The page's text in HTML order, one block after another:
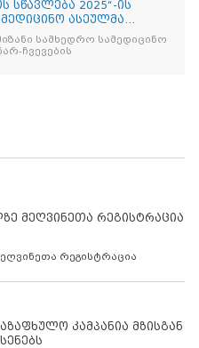
სწავლება 2025“-ის
ასეულმა
სამხედრო სამედიცინო
ჩვევების
მეღვინეთა რეგისტრაცია
რეგისტრაცია
კამპანია მზისგან